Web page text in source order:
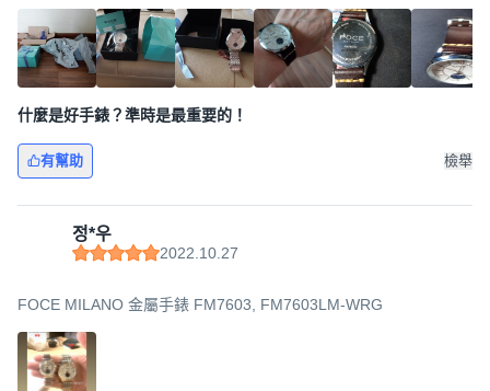
什麼是好手錶？準時是最重要的！
有幫助 檢舉
정*우
2022.10.27
FOCE MILANO 金屬手錶 FM7603, FM7603LM-WRG